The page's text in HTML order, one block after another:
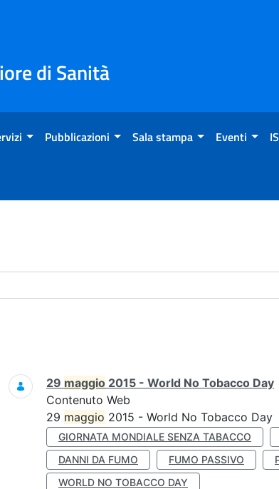
di Sanità
Pubblicazioni Sala stampa Eventi
Ricerca
29 maggio 2015 - World No Tobacco Day
Contenuto Web
29 maggio 2015 - World No Tobacco Day
GIORNATA MONDIALE SENZA TABACCO
DANNI DA FUMO
FUMO PASSIVO
WORLD NO TOBACCO DAY